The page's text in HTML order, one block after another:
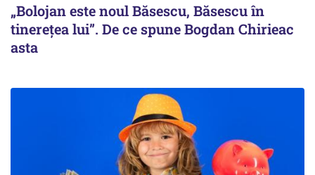
„Bolojan este noul Băsescu, Băsescu în
tinerețea lui”. De ce spune Bogdan Chirieac
asta